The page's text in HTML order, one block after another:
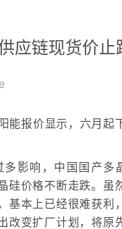
应链现货价止
能报价显示，六月起
影响，中国国产多
硅价格不断走跌。虽
基本上已经很难获利
改变扩厂计划，将原